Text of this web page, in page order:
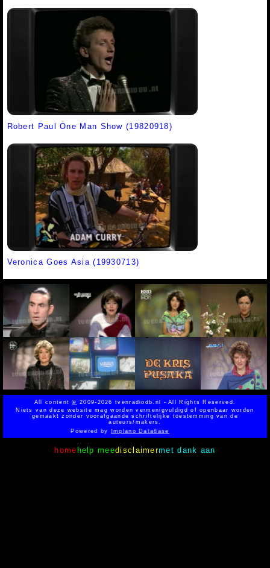
Robert Paul One Man Show (19820918)
Veronica Goes Asia (19930713)
All content© 2009-2026 tvenradiodb.nl - All Rights Reserved.
Niets van deze website mag worden vermenigvuldigd of openbaar worden
gemaakt zonder voorafgaande schriftelijke toestemming van de
auteurs/makers.
Powered byImplano Data6ase
homehelp meedisclaimermet dank aan